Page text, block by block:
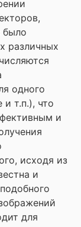
было
различных
одного
т.п.), что
и
исходя из
и
для